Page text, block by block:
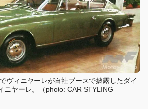
ヴィニヤーレが自社ブースで披露したダイ
ニヤーレ。（photo: CAR STYLING